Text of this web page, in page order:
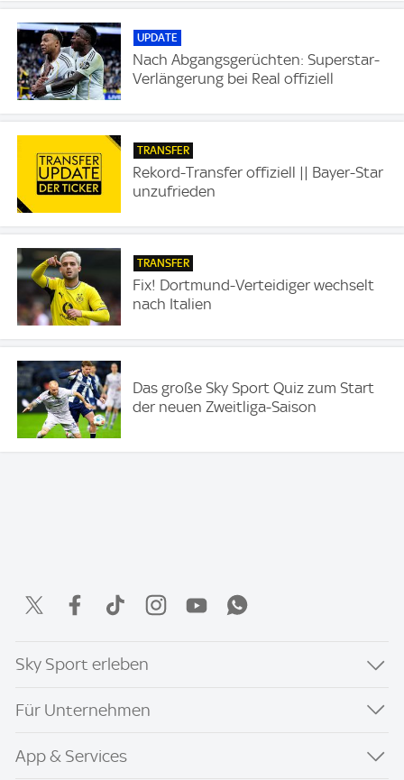
UPDATE
Nach Abgangsgerüchten: Superstar-
Verlängerung bei Real offiziell
TRANSFER
Rekord-Transfer offiziell || Bayer-Star
unzufrieden
TRANSFER
Fix! Dortmund-Verteidiger wechselt
nach Italien
Das große Sky Sport Quiz zum Start
der neuen Zweitliga-Saison
Sky Sport erleben
Für Unternehmen
App & Services